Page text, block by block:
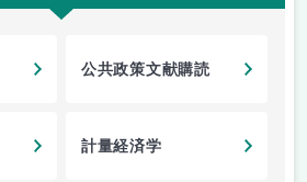
公共政策文献購読
計量経済学